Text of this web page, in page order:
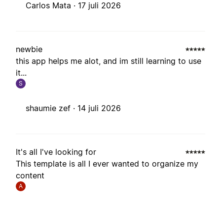
Carlos Mata · 17 juli 2026
newbie
this app helps me alot, and im still learning to use
it...
S
shaumie zef · 14 juli 2026
It's all I've looking for
This template is all I ever wanted to organize my
content
A